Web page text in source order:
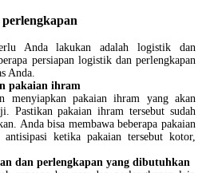
Anda lakukan adalah logistik dan
persiapan logistik dan perlengkapan
Anda.
pakaian ihram
menyiapkan pakaian ihram yang akan
Pastikan pakaian ihram tersebut sudah
Anda bisa membawa beberapa pakaian
ketika pakaian tersebut kotor,
dan perlengkapan yang dibutuhkan